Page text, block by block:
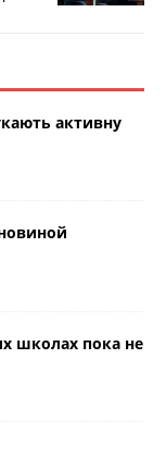
активну
школах пока не